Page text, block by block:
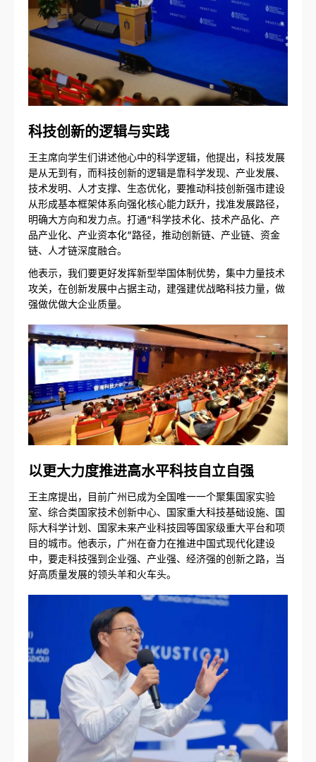
科技创新的逻辑与实践
王主席向学生们讲述他心中的科学逻辑，他提出，科技发展
是从无到有，而科技创新的逻辑是靠科学发现、产业发展、
技术发明、人才支撑、生态优化，要推动科技创新强市建设
从形成基本框架体系向强化核心能力跃升，找准发展路径，
明确大方向和发力点。打通“科学技术化、技术产品化、产
品产业化、产业资本化”路径，推动创新链、产业链、资金
链、人才链深度融合。
他表示，我们要更好发挥新型举国体制优势，集中力量技术
攻关，在创新发展中占据主动，建强建优战略科技力量，做
强做优做大企业质量。
以更大力度推进高水平科技自立自强
王主席提出，目前广州已成为全国唯一一个聚集国家实验
室、综合类国家技术创新中心、国家重大科技基础设施、国
际大科学计划、国家未来产业科技园等国家级重大平台和项
目的城市。他表示，广州在奋力在推进中国式现代化建设
中，要走科技强到企业强、产业强、经济强的创新之路，当
好高质量发展的领头羊和火车头。